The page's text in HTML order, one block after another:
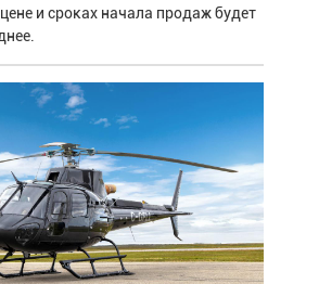
и сроках начала продаж будет